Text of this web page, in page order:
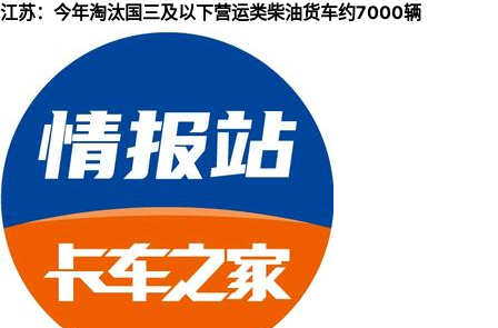
江苏：今年淘汰国三及以下营运类柴油货车约7000辆